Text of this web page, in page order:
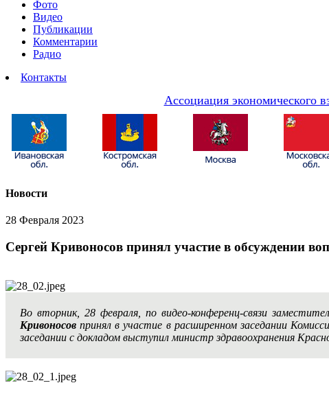
Фото
Видео
Публикации
Комментарии
Радио
Контакты
Ассоциация экономического
Новости
28 Февраля 2023
Сергей Кривоносов принял участие в обсуждении
Во вторник, 28 февраля, по видео-конференц-связи
Кривоносов принял в участие в расширенном заседании
заседании с докладом выступил министр здравоохранения